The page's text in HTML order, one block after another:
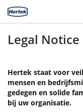
Legal Notice
Hertek staat voor
mensen en
gedegen en solide
bij uw organisatie.